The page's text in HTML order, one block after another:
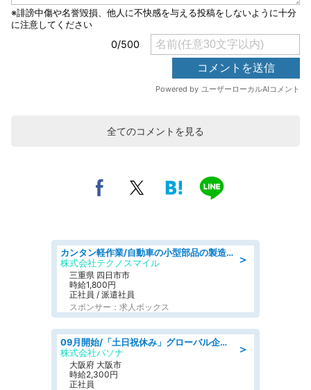
全てのコメントを見る
＞
カンタン軽作業/自動車の小型部品の製造オペレーター denso aichi
株式会社テクノスマイル
三重県 四日市市
時給1,800円
正社員 / 派遣社員
スポンサー：求人ボックス
＞
09月開始/「土日祝休み」グローバル企業での産業保健のお仕事/保健師/高時給/残業なし/服装自由
株式会社パソナ
大阪府 大阪市
時給2,300円
正社員